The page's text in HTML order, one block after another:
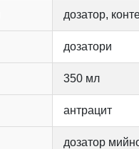
дозатор,
дозатори
350 мл
антрацит
дозатор